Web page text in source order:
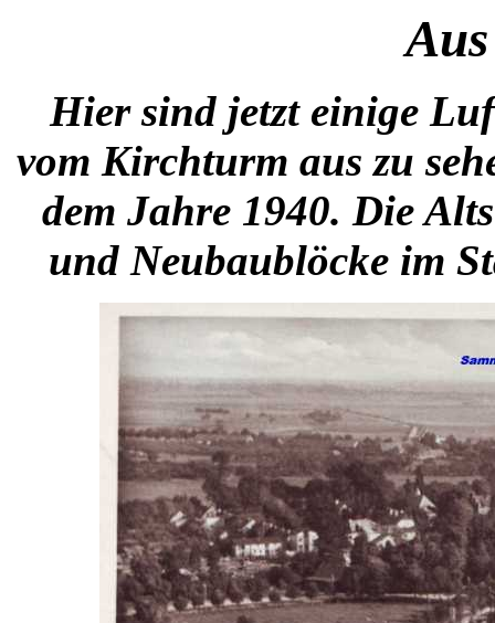
Hier sind jetzt einige
vom Kirchturm aus zu
dem Jahre 1940. Die
und Neubaublöcke im